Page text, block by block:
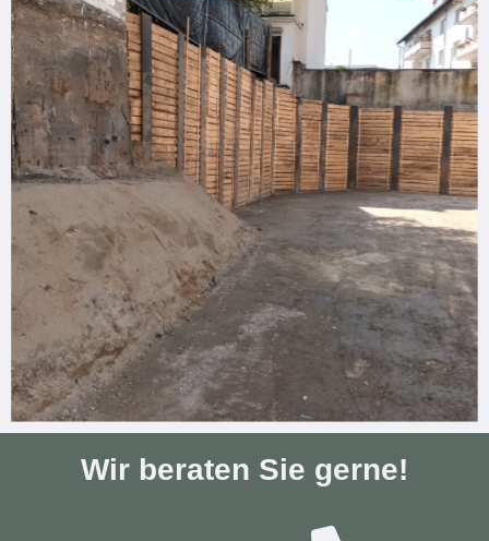
Wir beraten Sie gerne!